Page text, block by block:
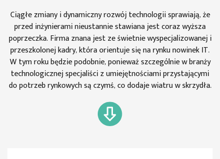
Ciągłe zmiany i dynamiczny rozwój technologii sprawiają, że
przed inżynierami nieustannie stawiana jest coraz wyższa
poprzeczka. Firma znana jest ze świetnie wyspecjalizowanej i
przeszkolonej kadry, która orientuje się na rynku nowinek IT.
W tym roku będzie podobnie, ponieważ szczególnie w branży
technologicznej specjaliści z umiejętnościami przystającymi
do potrzeb rynkowych są czymś, co dodaje wiatru w skrzydła.